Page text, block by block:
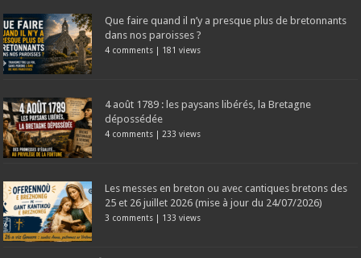
Que faire quand il n’y a presque plus de bretonnants
dans nos paroisses ?
4 comments | 181 views
4 août 1789 : les paysans libérés, la Bretagne
dépossédée
4 comments | 233 views
Les messes en breton ou avec cantiques bretons des
25 et 26 juillet 2026 (mise à jour du 24/07/2026)
3 comments | 133 views